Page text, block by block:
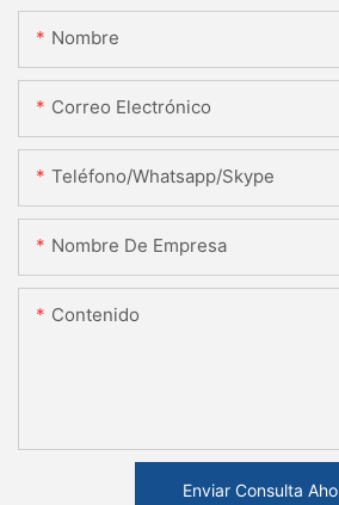
Nombre
Correo Electrónico
Teléfono/whatsapp/skype
Nombre De Empresa
Contenido
Enviar Consulta